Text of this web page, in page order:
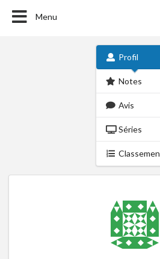
Menu
Profil
Notes
Avis
Séries